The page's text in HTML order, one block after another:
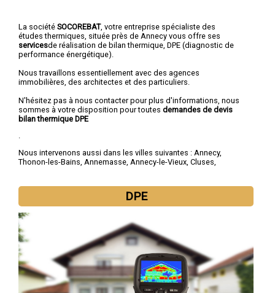
La société SOCOREBAT, votre entreprise spécialiste des
études thermiques, située près de Annecy vous offre ses
servicesde réalisation de bilan thermique, DPE (diagnostic de
performance énergétique).
Nous travaillons essentiellement avec des agences
immobilières, des architectes et des particuliers.
N'hésitez pas à nous contacter pour plus d'informations, nous
sommes à votre disposition pour toutes demandes de devis
bilan thermique DPE
.
Nous intervenons aussi dans les villes suivantes : Annecy,
Thonon-les-Bains, Annemasse, Annecy-le-Vieux, Cluses,
DPE